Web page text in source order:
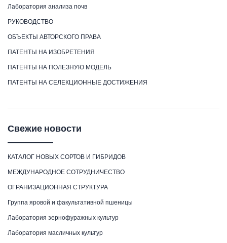
Лаборатория анализа почв
РУКОВОДСТВО
ОБЪЕКТЫ АВТОРСКОГО ПРАВА
ПАТЕНТЫ НА ИЗОБРЕТЕНИЯ
ПАТЕНТЫ НА ПОЛЕЗНУЮ МОДЕЛЬ
ПАТЕНТЫ НА СЕЛЕКЦИОННЫЕ ДОСТИЖЕНИЯ
Свежие новости
КАТАЛОГ НОВЫХ СОРТОВ И ГИБРИДОВ
МЕЖДУНАРОДНОЕ СОТРУДНИЧЕСТВО
ОГРАНИЗАЦИОННАЯ СТРУКТУРА
Группа яровой и факультативной пшеницы
Лаборатория зернофуражных культур
Лаборатория масличных культур